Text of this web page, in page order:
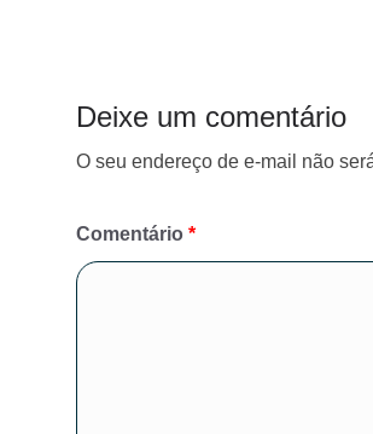
Deixe um comentário
O seu endereço de e-mail não
Comentário *